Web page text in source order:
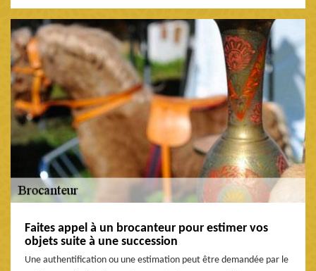
Faites appel à un brocanteur pour estimer vos
objets suite à une succession
Une authentification ou une estimation peut être demandée par le